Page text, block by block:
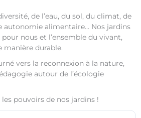
de l’eau, du sol, du climat, de
autonomie alimentaire… Nos jardins
nous et l’ensemble du vivant,
manière durable.
vers la reconnexion à la nature,
autour de l’écologie
pouvoirs de nos jardins !